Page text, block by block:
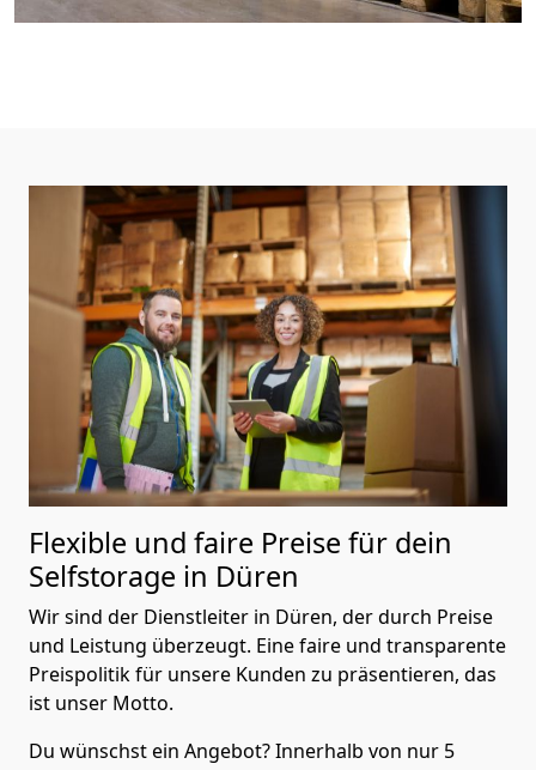
Flexible und faire Preise für dein
Selfstorage in Düren
Wir sind der Dienstleiter in Düren, der durch Preise
und Leistung überzeugt. Eine faire und transparente
Preispolitik für unsere Kunden zu präsentieren, das
ist unser Motto.
Du wünschst ein Angebot? Innerhalb von nur 5